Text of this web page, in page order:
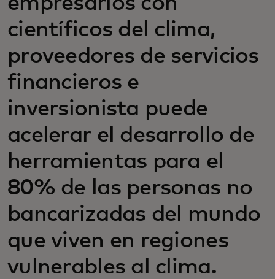
científicos del clima,
proveedores de servicios
financieros e
inversionista puede
acelerar el desarrollo de
herramientas para el
80% de las personas no
bancarizadas del mundo
que viven en regiones
vulnerables al clima.